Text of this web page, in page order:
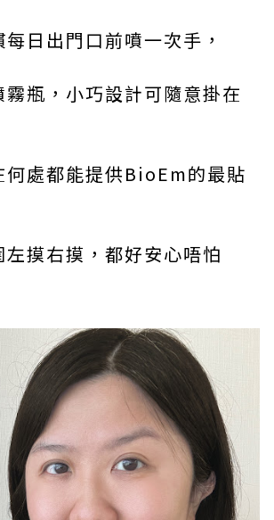
日出門口前噴一次手，
瓶，小巧設計可隨意掛在
何處都能提供BioEm的最貼
摸右摸，都好安心唔怕